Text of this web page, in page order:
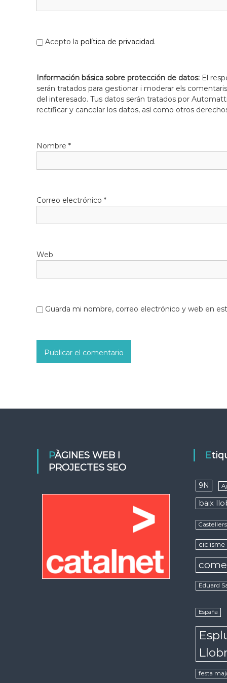
l
r
t
Acepto la política de privacidad.
Información básica sobre protección de datos: El
serán tratados para gestionar i moderar els
del interesado. Tus datos serán tratados por
rectificar y cancelar los datos, así como otros
Nombre *
Correo electrónico *
Web
Guarda mi nombre, correo electrónico y web en
PÀGINES WEB I
PROJECTES SEO
9N
baix
Castellers
ciclisme
Eduard
España
festa